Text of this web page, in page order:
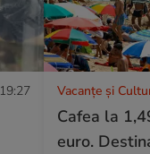
19:27 Vacanțe și
Cafea la
euro.